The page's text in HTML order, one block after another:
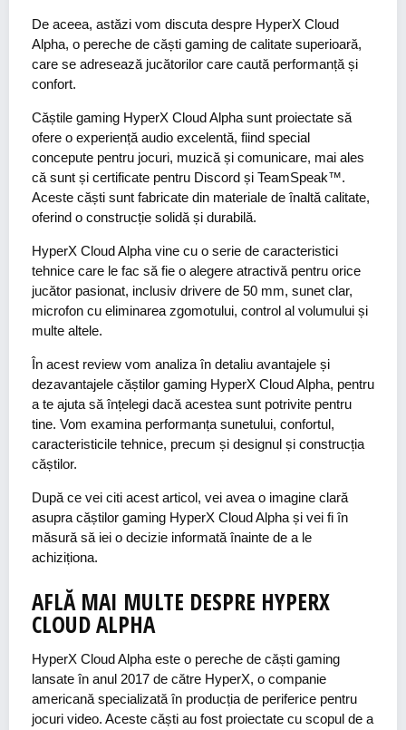
De aceea, astăzi vom discuta despre HyperX Cloud
Alpha, o pereche de căști gaming de calitate superioară,
care se adresează jucătorilor care caută performanță și
confort.
Căștile gaming HyperX Cloud Alpha sunt proiectate să
ofere o experiență audio excelentă, fiind special
concepute pentru jocuri, muzică și comunicare, mai ales
că sunt și certificate pentru Discord și TeamSpeak™.
Aceste căști sunt fabricate din materiale de înaltă calitate,
oferind o construcție solidă și durabilă.
HyperX Cloud Alpha vine cu o serie de caracteristici
tehnice care le fac să fie o alegere atractivă pentru orice
jucător pasionat, inclusiv drivere de 50 mm, sunet clar,
microfon cu eliminarea zgomotului, control al volumului și
multe altele.
În acest review vom analiza în detaliu avantajele și
dezavantajele căștilor gaming HyperX Cloud Alpha, pentru
a te ajuta să înțelegi dacă acestea sunt potrivite pentru
tine. Vom examina performanța sunetului, confortul,
caracteristicile tehnice, precum și designul și construcția
căștilor.
După ce vei citi acest articol, vei avea o imagine clară
asupra căștilor gaming HyperX Cloud Alpha și vei fi în
măsură să iei o decizie informată înainte de a le
achiziționa.
AFLĂ MAI MULTE DESPRE HYPERX
CLOUD ALPHA
HyperX Cloud Alpha este o pereche de căști gaming
lansate în anul 2017 de către HyperX, o companie
americană specializată în producția de periferice pentru
jocuri video. Aceste căști au fost proiectate cu scopul de a